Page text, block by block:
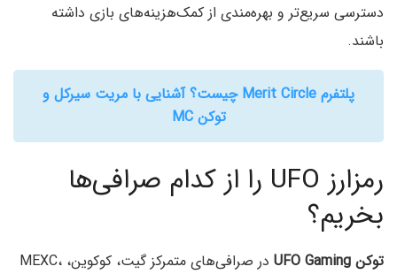
دسترسی سریع‌تر و بهره‌مندی از کمک‌هزینه‌های بازی داشته
باشند.
پلتفرم Merit Circle چیست؟ آشنایی با مریت سیرکل و
توکن MC
رمزارز UFO را از کدام صرافی‌ها
بخریم؟
توکن UFO Gaming
در صرافی‌های متمرکز گیت، کوکوین، MEXC،